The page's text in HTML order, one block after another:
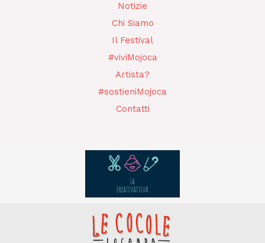
r
a
m
Notizie
Chi Siamo
Il Festival
#viviMojoca
Artista?
#sostieniMojoca
Contatti